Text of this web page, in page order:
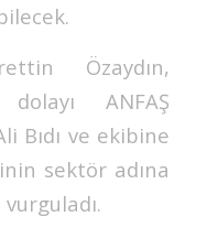
Özaydın,
dolayı ANFAŞ
Bıdı ve ekibine
sektör adına